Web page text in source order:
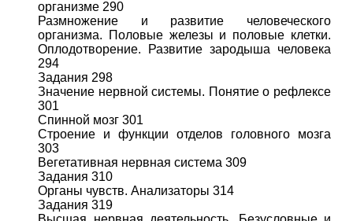
организме 290
Размножение и развитие человеческого
организма. Половые железы и половые клетки.
Оплодотворение. Развитие зародыша человека
294
Задания 298
Значение нервной системы. Понятие о рефлексе
301
Спинной мозг 301
Строение и функции отделов головного мозга
303
Вегетативная нервная система 309
Задания 310
Органы чувств. Анализаторы 314
Задания 319